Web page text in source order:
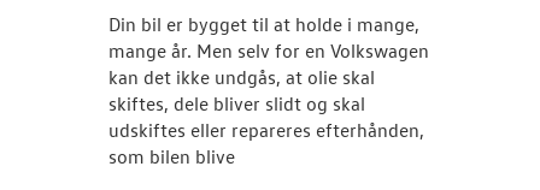
Din bil er bygget til at holde i mange,
mange år. Men selv for en Volkswagen
kan det ikke undgås, at olie skal
skiftes, dele bliver slidt og skal
udskiftes eller repareres efterhånden,
som bilen blive